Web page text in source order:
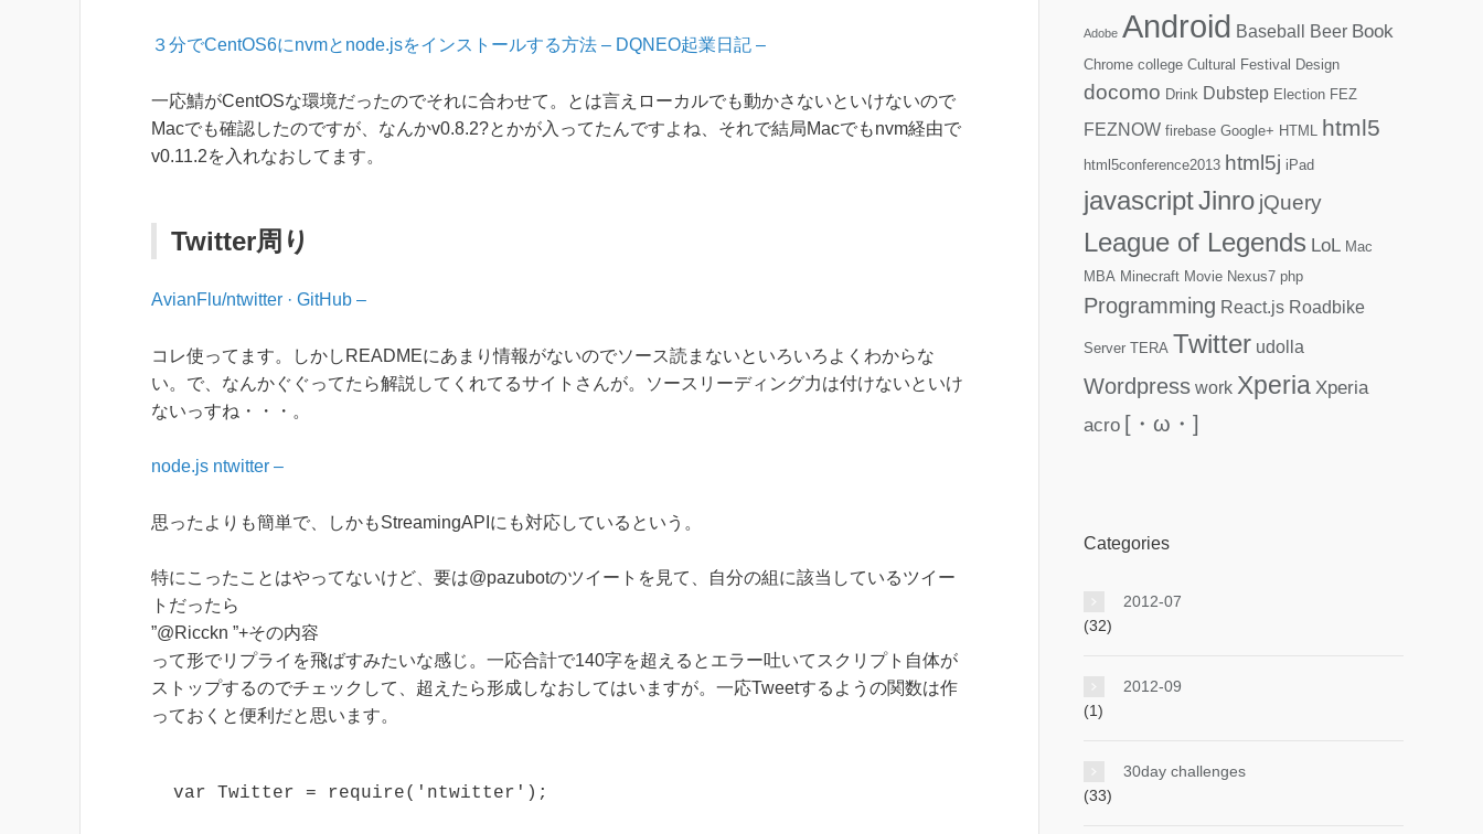
３分でCentOS6にnvmとnode.jsをインストールする方法 – DQNEO起業日記 –
一応鯖がCentOSな環境だったのでそれに合わせて。とは言えローカルでも動かさないといけないので
Macでも確認したのですが、なんかv0.8.2?とかが入ってたんですよね、それで結局Macでもnvm経由で
v0.11.2を入れなおしてます。
Twitter周り
AvianFlu/ntwitter · GitHub –
コレ使ってます。しかしREADMEにあまり情報がないのでソース読まないといろいろよくわからな
い。で、なんかぐぐってたら解説してくれてるサイトさんが。ソースリーディング力は付けないといけ
ないっすね・・・。
node.js ntwitter –
思ったよりも簡単で、しかもStreamingAPIにも対応しているという。
特にこったことはやってないけど、要は@pazubotのツイートを見て、自分の組に該当しているツイー
トだったら
”@Ricckn ”+その内容
って形でリプライを飛ばすみたいな感じ。一応合計で140字を超えるとエラー吐いてスクリプト自体が
ストップするのでチェックして、超えたら形成しなおしてはいますが。一応Tweetするようの関数は作
っておくと便利だと思います。
var Twitter = require('ntwitter');
Adobe Android Baseball Beer Book
Chrome college Cultural Festival Design
docomo Drink Dubstep Election FEZ
FEZNOW firebase Google+ HTML html5
html5conference2013 html5j iPad
javascriptJinro jQuery
League of Legends LoL Mac
MBA Minecraft Movie Nexus7 php
Programming React.js Roadbike
Server TERA Twitter udolla
Wordpress work Xperia Xperia
acro [・ω・]
Categories
2012-07
(32)
2012-09
(1)
30day challenges
(33)